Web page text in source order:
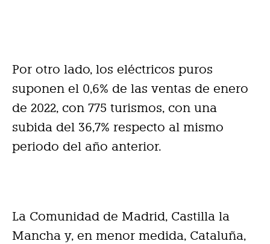
Por otro lado, los eléctricos puros
suponen el 0,6% de las ventas de enero
de 2022, con 775 turismos, con una
subida del 36,7% respecto al mismo
periodo del año anterior.
La Comunidad de Madrid, Castilla la
Mancha y, en menor medida, Cataluña,